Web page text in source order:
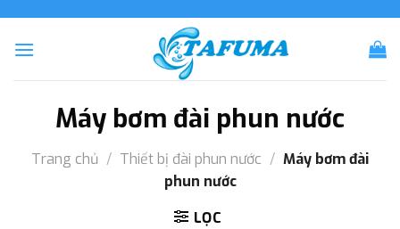
content
Máy bơm đài phun nước
Trang chủ / Thiết bị đài phun nước / Máy bơm đài
phun nước
LỌC